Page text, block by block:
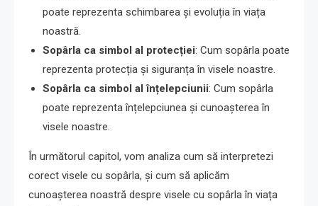
poate reprezenta schimbarea și evoluția în viața
noastră.
Sopârla ca simbol al protecției: Cum sopârla poate
reprezenta protecția și siguranța în visele noastre.
Sopârla ca simbol al înțelepciunii: Cum sopârla
poate reprezenta înțelepciunea și cunoașterea în
visele noastre.
În următorul capitol, vom analiza cum să interpretezi
corect visele cu sopârla, și cum să aplicăm
cunoașterea noastră despre visele cu sopârla în viața